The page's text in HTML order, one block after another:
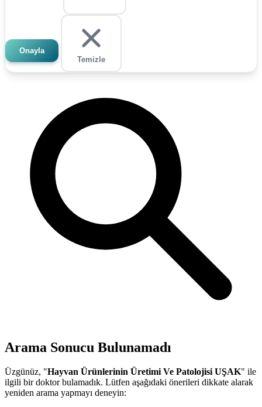
Onayla
Temizle
Arama Sonucu Bulunamadı
Üzgünüz, "Hayvan Ürünlerinin Üretimi Ve Patolojisi UŞAK" ile
ilgili bir doktor bulamadık. Lütfen aşağıdaki önerileri dikkate alarak
yeniden arama yapmayı deneyin: